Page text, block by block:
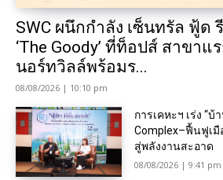
SWC ผนึกกำลัง เซ็นทรัล ฟู้ด
‘The Goody’ ที่ท็อปส์ สาขา
นอร์ทวิลล์พร้อมร...
08/08/2026 | 10:10 pm
การเคหะฯ เร่ง “
Complex–ฟื้นฟูเมื
สู่พลังงานสะอาด
08/08/2026 | 9:41 pm